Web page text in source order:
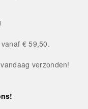
€ 59,50.
verzonden!